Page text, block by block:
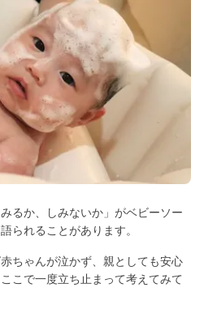
るか、しみないか」がベビーソー
られることがあります。
ちゃんが泣かず、親としても安心
こで一度立ち止まって考えてみて